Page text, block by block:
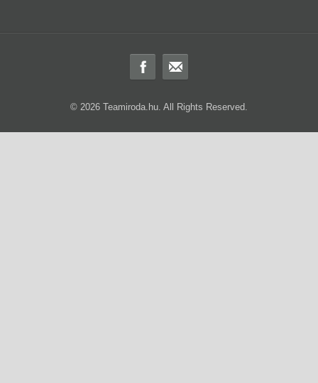
© 2026 Teamiroda.hu. All Rights Reserved.